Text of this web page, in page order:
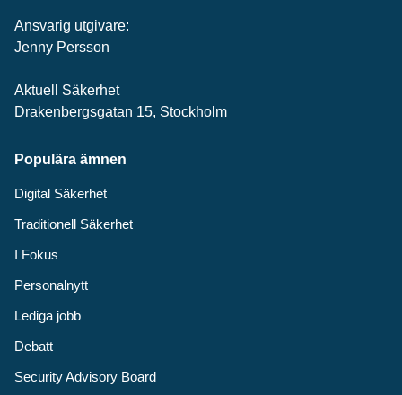
Ansvarig utgivare:
Jenny Persson
Aktuell Säkerhet
Drakenbergsgatan 15, Stockholm
Populära ämnen
Digital Säkerhet
Traditionell Säkerhet
I Fokus
Personalnytt
Lediga jobb
Debatt
Security Advisory Board